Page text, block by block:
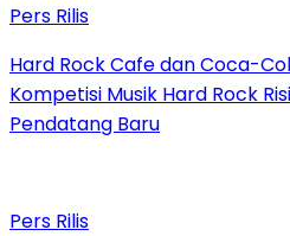
Pers Rilis
Hard Rock Cafe dan Coca-
Kompetisi Musik Hard Rock
Pendatang Baru
Pers Rilis